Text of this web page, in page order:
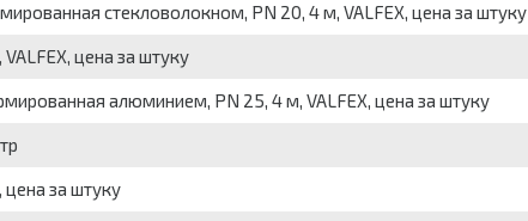
стекловолокном, PN 20, 4 м, VALFEX, цена за штуку
цена за штуку
алюминием, PN 25, 4 м, VALFEX, цена за штуку
за штуку